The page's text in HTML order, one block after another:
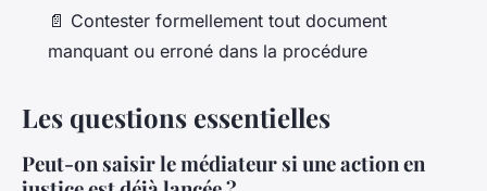
📄 Contester formellement tout document
manquant ou erroné dans la procédure
Les questions essentielles
Peut-on saisir le médiateur si une action en